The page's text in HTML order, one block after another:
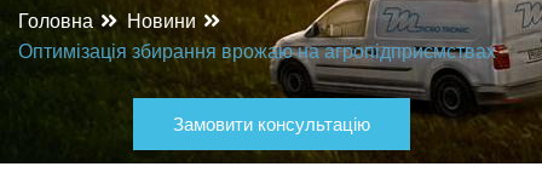
Головна
Новини
Оптимізація збирання врожаю на агропідприємствах
Замовити консультацію